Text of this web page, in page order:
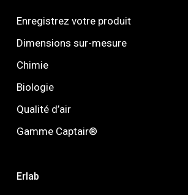
Enregistrez votre produit
Dimensions sur-mesure
Chimie
Biologie
Qualité d’air
Gamme Captair®
Erlab